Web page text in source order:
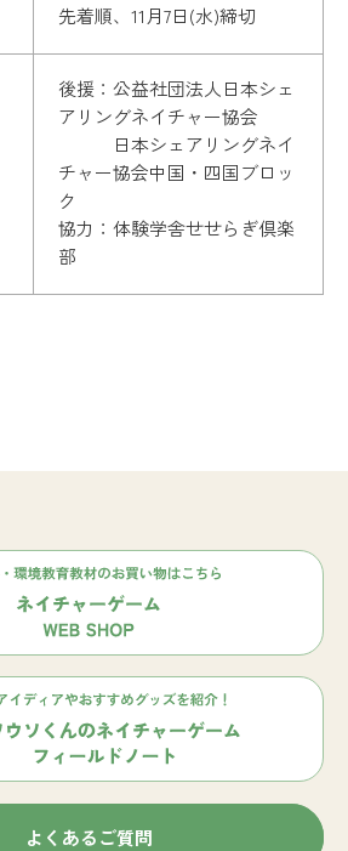
先着順、11月7日(水)締切
後援：公益社団法人日本シェ
アリングネイチャー協会
日本シェアリングネイ
チャー協会中国・四国ブロッ
ク
協力：体験学舎せせらぎ倶楽
部
よくあるご質問